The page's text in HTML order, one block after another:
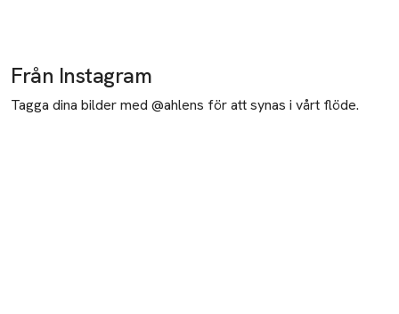
Från Instagram
Tagga dina bilder med @ahlens för att synas i vårt flöde.